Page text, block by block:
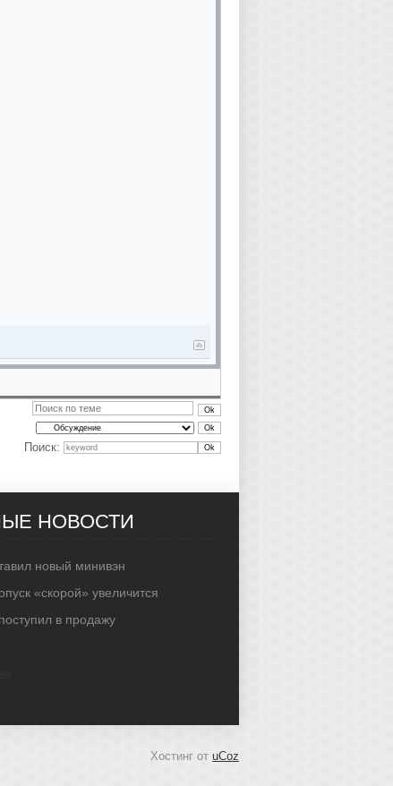
Поиск:
НОВОСТИ
новый минивэн
«скорой» увеличится
в продажу
Хостинг от uCoz